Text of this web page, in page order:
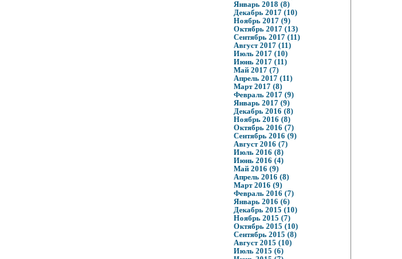
Январь 2018 (8)
Декабрь 2017 (10)
Ноябрь 2017 (9)
Октябрь 2017 (13)
Сентябрь 2017 (11)
Август 2017 (11)
Июль 2017 (10)
Июнь 2017 (11)
Май 2017 (7)
Апрель 2017 (11)
Март 2017 (8)
Февраль 2017 (9)
Январь 2017 (9)
Декабрь 2016 (8)
Ноябрь 2016 (8)
Октябрь 2016 (7)
Сентябрь 2016 (9)
Август 2016 (7)
Июль 2016 (8)
Июнь 2016 (4)
Май 2016 (9)
Апрель 2016 (8)
Март 2016 (9)
Февраль 2016 (7)
Январь 2016 (6)
Декабрь 2015 (10)
Ноябрь 2015 (7)
Октябрь 2015 (10)
Сентябрь 2015 (8)
Август 2015 (10)
Июль 2015 (6)